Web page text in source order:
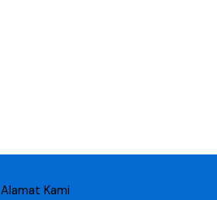
Alamat Kami